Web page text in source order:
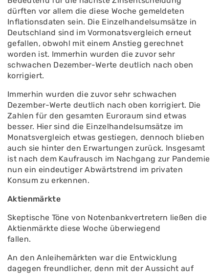
dürften vor allem die diese Woche gemeldeten
Inflationsdaten sein. Die Einzelhandelsumsätze in
Deutschland sind im Vormonatsvergleich erneut
gefallen, obwohl mit einem Anstieg gerechnet
worden ist. Immerhin wurden die zuvor sehr
schwachen Dezember-Werte deutlich nach oben
korrigiert.
Immerhin wurden die zuvor sehr schwachen
Dezember-Werte deutlich nach oben korrigiert. Die
Zahlen für den gesamten Euroraum sind etwas
besser. Hier sind die Einzelhandelsumsätze im
Monatsvergleich etwas gestiegen, dennoch blieben
auch sie hinter den Erwartungen zurück. Insgesamt
ist nach dem Kaufrausch im Nachgang zur Pandemie
nun ein eindeutiger Abwärtstrend im privaten
Konsum zu erkennen.
Aktienmärkte
Skeptische Töne von Notenbankvertretern ließen die
Aktienmärkte diese Woche überwiegend
fallen.
An den Anleihemärkten war die Entwicklung
dagegen freundlicher, denn mit der Aussicht auf